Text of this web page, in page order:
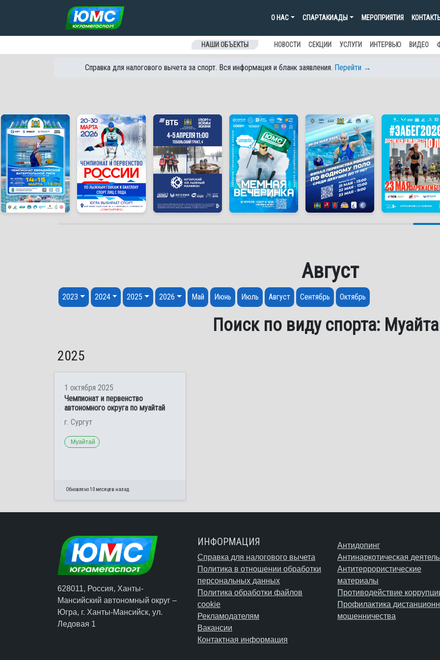
Перейти к содержанию
О НАС СПАРТАКИАДЫ МЕРОПРИЯТИЯ
НАШИ ОБЪЕКТЫ НОВОСТИ СЕКЦИИ УСЛУГИ ИНТЕРВЬЮ ВИДЕО
Справка для налогового вычета за спорт. Вся информация и бланк заявления. Перейти →
Август
Перейти к содержанию
2023 2024 2025 2026 Май Июнь Июль Август Сентябрь Октябрь
Поиск по виду спорта:
2025
1 октября 2025
Чемпионат и первенство
автономного округа по муайтай
г. Сургут
Муайтай
Обновлено 10 месяцев назад
628011, Россия, Ханты-
Мансийский автономный округ –
Югра, г. Ханты-Мансийск, ул.
Ледовая 1
ИНФОРМАЦИЯ
Справка для налогового вычета
Политика в отношении обработки
персональных данных
Политика обработки файлов
cookie
Рекламодателям
Вакансии
Контактная информация
Антидопинг
Антинаркотическая
Антитеррористические
материалы
Противодействие
Профилактика
мошенничества